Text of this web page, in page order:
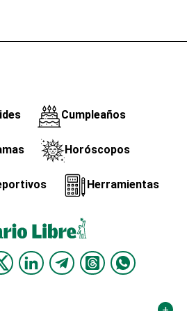
Cumpleaños
Horóscopos
Herramientas